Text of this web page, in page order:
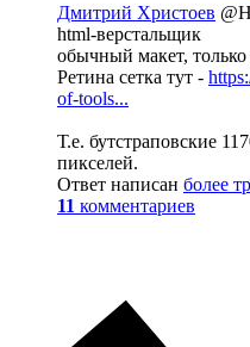
Дмитрий Христоев
html-верстальщик
обычный макет,
Ретина сетка тут -
of-tools...
Т.е. бутстраповские
пикселей.
Ответ написан более
11 комментариев